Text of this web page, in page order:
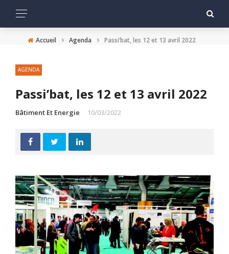
Accueil › Agenda › Passi’bat, les 12 et 13 avril 2022
AGENDA
Passi’bat, les 12 et 13 avril 2022
Bâtiment Et Energie 10/03/2022